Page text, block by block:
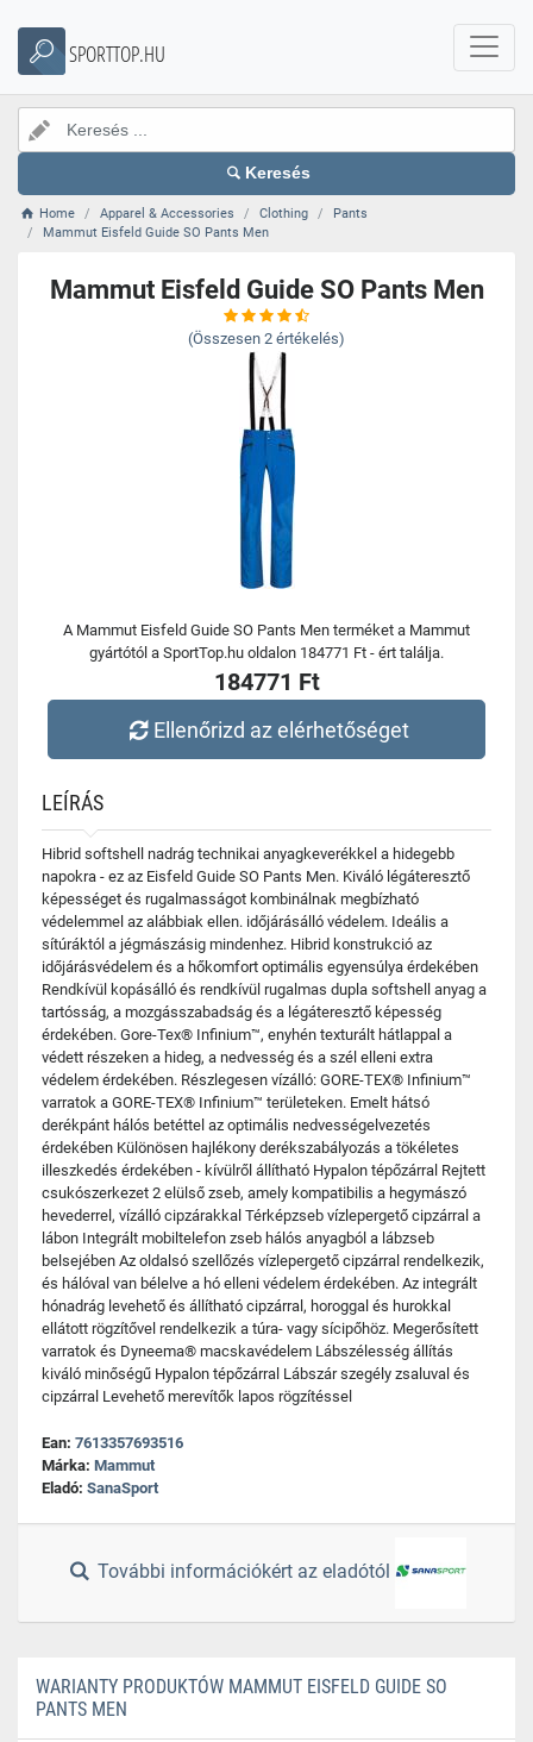
SPORTTOP.HU
Keresés
Home Apparel & Accessories Clothing
Pants
Mammut Eisfeld Guide SO Pants Men
Mammut Eisfeld Guide SO Pants Men
(Összesen 2 értékelés)
A Mammut Eisfeld Guide SO Pants Men terméket a Mammut
gyártótól a SportTop.hu oldalon 184771 Ft - ért találja.
184771 Ft
Ellenőrizd az elérhetőséget
LEÍRÁS
Hibrid softshell nadrág technikai anyagkeverékkel a hidegebb
napokra - ez az Eisfeld Guide SO Pants Men. Kiváló légáteresztő
képességet és rugalmasságot kombinálnak megbízható
védelemmel az alábbiak ellen. időjárásálló védelem. Ideális a
sítúráktól a jégmászásig mindenhez. Hibrid konstrukció az
időjárásvédelem és a hőkomfort optimális egyensúlya érdekében
Rendkívül kopásálló és rendkívül rugalmas dupla softshell anyag a
tartósság, a mozgásszabadság és a légáteresztő képesség
érdekében. Gore-Tex® Infinium™, enyhén texturált hátlappal a
védett részeken a hideg, a nedvesség és a szél elleni extra
védelem érdekében. Részlegesen vízálló: GORE-TEX® Infinium™
varratok a GORE-TEX® Infinium™ területeken. Emelt hátsó
derékpánt hálós betéttel az optimális nedvességelvezetés
érdekében Különösen hajlékony derékszabályozás a tökéletes
illeszkedés érdekében - kívülről állítható Hypalon tépőzárral Rejtett
csukószerkezet 2 elülső zseb, amely kompatibilis a hegymászó
hevederrel, vízálló cipzárakkal Térképzseb vízlepergető cipzárral a
lábon Integrált mobiltelefon zseb hálós anyagból a lábzseb
belsejében Az oldalsó szellőzés vízlepergető cipzárral rendelkezik,
és hálóval van bélelve a hó elleni védelem érdekében. Az integrált
hónadrág levehető és állítható cipzárral, horoggal és hurokkal
ellátott rögzítővel rendelkezik a túra- vagy sícipőhöz. Megerősített
varratok és Dyneema® macskavédelem Lábszélesség állítás
kiváló minőségű Hypalon tépőzárral Lábszár szegély zsaluval és
cipzárral Levehető merevítők lapos rögzítéssel
Ean: 7613357693516
Márka: Mammut
Eladó: SanaSport
További információkért az eladótól
WARIANTY PRODUKTÓW MAMMUT EISFELD GUIDE SO
PANTS MEN